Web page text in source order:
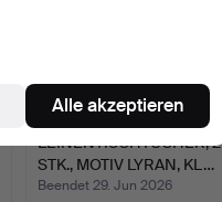
LEINENTISCHTÜCHER, 2
STK., MOTIV LYRAN, KL…
Beendet 29. Jun 2026
Alle akzeptieren